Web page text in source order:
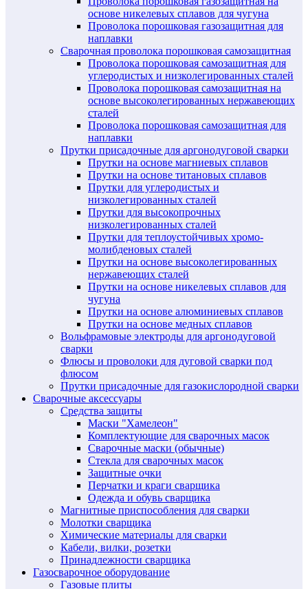
основе никелевых сплавов для чугуна
Проволока порошковая газозащитная для
наплавки
Сварочная проволока порошковая самозащитная
Проволока порошковая самозащитная для
углеродистых и низколегированных сталей
Проволока порошковая самозащитная на
основе высоколегированных нержавеющих
сталей
Проволока порошковая самозащитная для
наплавки
Прутки присадочные для аргонодуговой сварки
Прутки на основе магниевых сплавов
Прутки на основе титановых сплавов
Прутки для углеродистых и
низколегированных сталей
Прутки для высокопрочных
низколегированных сталей
Прутки для теплоустойчивых хромо-
молибденовых сталей
Прутки на основе высоколегированных
нержавеющих сталей
Прутки на основе никелевых сплавов для
чугуна
Прутки на основе алюминиевых сплавов
Прутки на основе медных сплавов
Вольфрамовые электроды для аргонодуговой
сварки
Флюсы и проволоки для дуговой сварки под
флюсом
Прутки присадочные для газокислородной сварки
Сварочные аксессуары
Средства защиты
Маски "Хамелеон"
Комплектующие для сварочных масок
Сварочные маски (обычные)
Стекла для сварочных масок
Защитные очки
Перчатки и краги сварщика
Одежда и обувь сварщика
Магнитные приспособления для сварки
Молотки сварщика
Химические материалы для сварки
Кабели, вилки, розетки
Принадлежности сварщика
Газосварочное оборудование
Газовые плиты